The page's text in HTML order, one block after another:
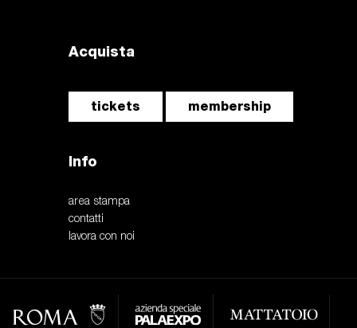
Acquista
tickets membership
Info
area stampa
contatti
lavora con noi